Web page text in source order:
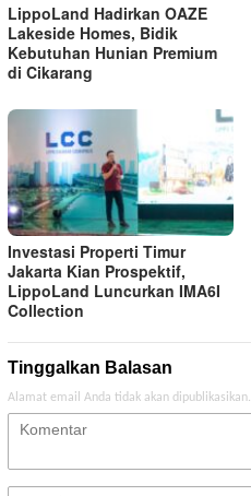
LippoLand Hadirkan OAZE
Lakeside Homes, Bidik
Kebutuhan Hunian Premium
di Cikarang
Investasi Properti Timur
Jakarta Kian Prospektif,
LippoLand Luncurkan IMA6I
Collection
Tinggalkan Balasan
Alamat email Anda tidak akan dipublikasikan.